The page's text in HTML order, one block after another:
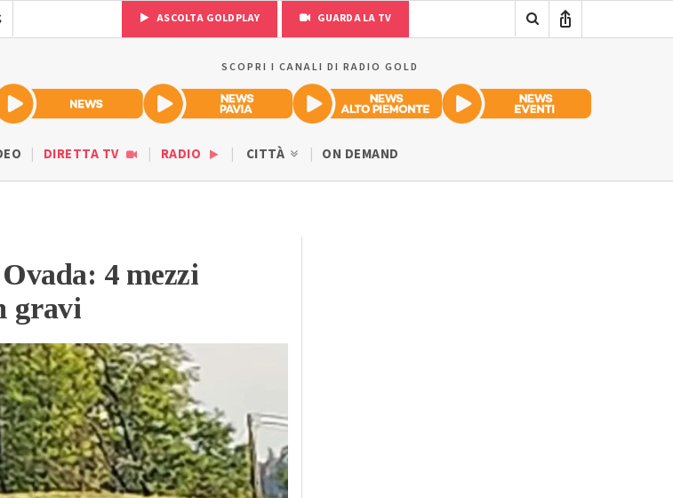
ASCOLTA GOLDPLAY GUARDA LA TV
SCOPRI I CANALI DI RADIO GOLD
DIRETTA TV RADIO CITTÀ ON DEMAND
4 mezzi
gravi